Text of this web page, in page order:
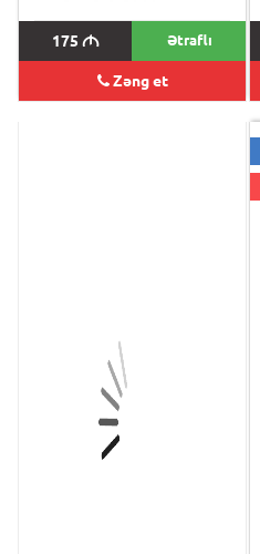
175 M Ətraflı
Zəng et
Cross-Sport SP-9
225/50 R17 XL